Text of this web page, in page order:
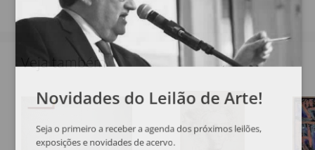
Veja também
Novidades do Leilão de Arte!
Seja o primeiro a receber a agenda dos próximos leilões,
exposições e novidades de acervo.